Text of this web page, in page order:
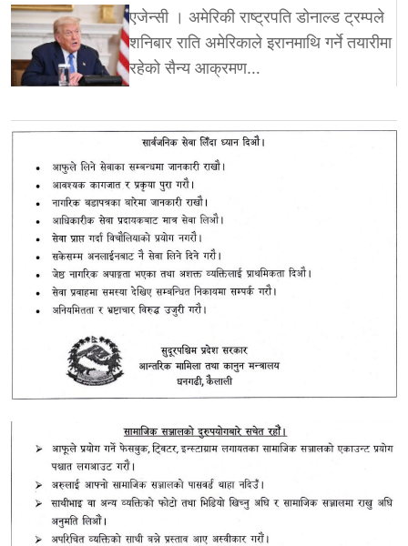
एजेन्सी । अमेरिकी राष्ट्रपति डोनाल्ड ट्रम्पले
शनिबार राति अमेरिकाले इरानमाथि गर्ने तयारीमा
रहेको सैन्य आक्रमण…